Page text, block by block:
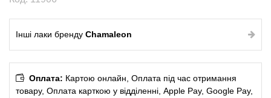
Інші лаки бренду Chamaleon
Оплата: Картою онлайн, Оплата під час отримання
товару, Оплата карткою у відділенні, Apple Pay, Google Pay,